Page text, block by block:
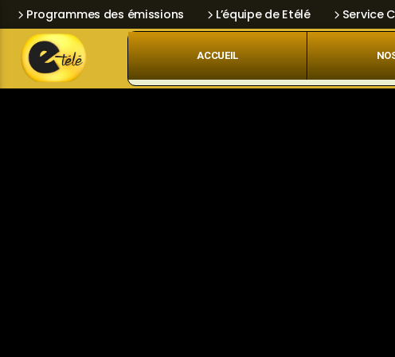
Programmes des émissions L’équipe de Etélé Service
ACCUEIL